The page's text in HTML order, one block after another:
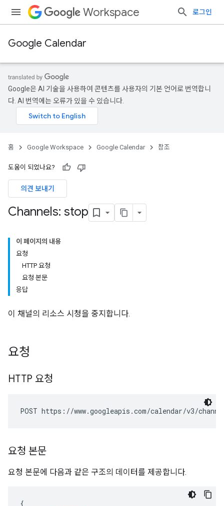
Workspace 로그인
Google Calendar
Google은 AI 기술을 사용하여 콘텐츠를 사용자의 기본 언어로 번역합니
다. AI 번역에는 오류가 있을 수 있습니다.
홈 Google Workspace Google Calendar 참조
도움이 되었나요?
의견 보내기
Channels: stop
이 페이지의 내용
요청
HTTP 요청
요청 본문
응답
이 채널의 리소스 시청을 중지합니다.
요청
HTTP 요청
POST https://www.googleapis.com/calendar/v3/
요청 본문
요청 본문에 다음과 같은 구조의 데이터를 제공합니다.
{